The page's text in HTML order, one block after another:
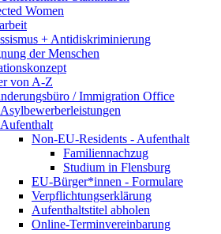
Women
+ Antidiskriminierung
der Menschen
von A-Z
/ Immigration Office
Asylbewerberleistungen
Aufenthalt
Non-EU-Residents - Aufenthalt
Familiennachzug
Studium in Flensburg
EU-Bürger*innen - Formulare
Verpflichtungserklärung
Aufenthaltstitel abholen
Online-Terminvereinbarung